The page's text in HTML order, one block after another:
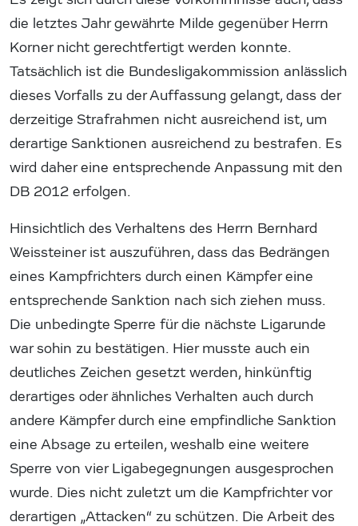
die letztes Jahr gewährte Milde gegenüber Herrn
Korner nicht gerechtfertigt werden konnte.
Tatsächlich ist die Bundesligakommission anlässlich
dieses Vorfalls zu der Auffassung gelangt, dass der
derzeitige Strafrahmen nicht ausreichend ist, um
derartige Sanktionen ausreichend zu bestrafen. Es
wird daher eine entsprechende Anpassung mit den
DB 2012 erfolgen.
Hinsichtlich des Verhaltens des Herrn Bernhard
Weissteiner ist auszuführen, dass das Bedrängen
eines Kampfrichters durch einen Kämpfer eine
entsprechende Sanktion nach sich ziehen muss.
Die unbedingte Sperre für die nächste Ligarunde
war sohin zu bestätigen. Hier musste auch ein
deutliches Zeichen gesetzt werden, hinkünftig
derartiges oder ähnliches Verhalten auch durch
andere Kämpfer durch eine empfindliche Sanktion
eine Absage zu erteilen, weshalb eine weitere
Sperre von vier Ligabegegnungen ausgesprochen
wurde. Dies nicht zuletzt um die Kampfrichter vor
derartigen „Attacken“ zu schützen. Die Arbeit des